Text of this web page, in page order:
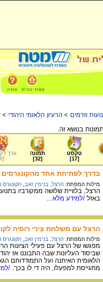
וזרמים > הרעיון הלאומי היהודי >
טקסט
[
17
]
תמונה
[
32
]
ערך
[
בדרך לפתיחת אחד מהקונגרסים
מילות המפתח: הרצל, בנימין זאב הקונגרס
הרצל, בלוויית שלושה ממקורביו
באזל /למידע מלא...
הרצל עם משלחת צירי רוסיה לקונגרס הציוני ה- 6,
מילות המפתח: הרצל, בנימין זאב הקונגרס
מפגשו של הרצל עם פעילי הציונות
שביסוד העליונות שבה התבוננו אז
הלאומית האיתנה ועל התמודדותם
מתגייסת למפעלו, היה די לו בכך. /